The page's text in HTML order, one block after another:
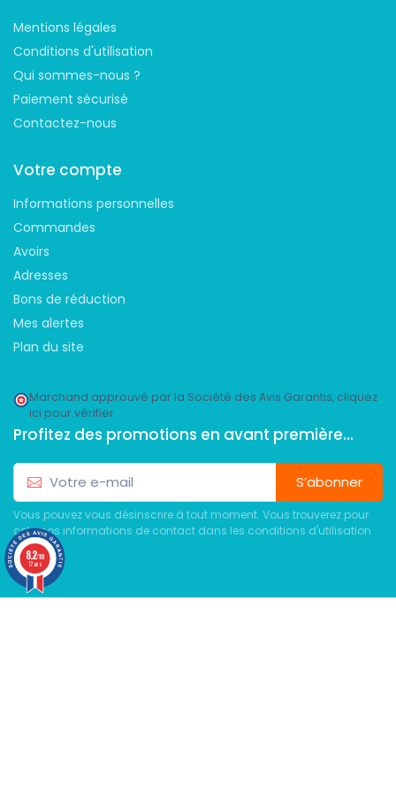
Mentions légales
Conditions d'utilisation
Qui sommes-nous ?
Paiement sécurisé
Contactez-nous
Votre compte
Informations personnelles
Commandes
Avoirs
Adresses
Bons de réduction
Mes alertes
Plan du site
Marchand approuvé par la Société des Avis Garantis, cliquez
ici pour vérifier.
Profitez des promotions en avant première...
S’abonner
Vous pouvez vous désinscrire à tout moment. Vous trouverez pour
cela nos informations de contact dans les conditions d'utilisation
du site.
8.2/10
12 avis